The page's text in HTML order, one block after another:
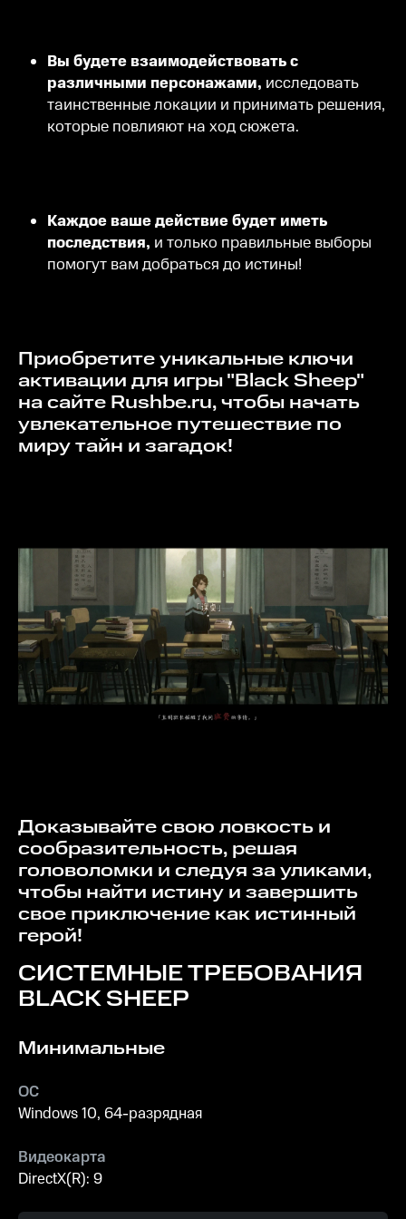
Вы будете взаимодействовать с
различными персонажами, исследовать
таинственные локации и принимать решения,
которые повлияют на ход сюжета.
Каждое ваше действие будет иметь
последствия, и только правильные выборы
помогут вам добраться до истины!
Приобретите уникальные ключи
активации для игры "Black Sheep"
на сайте Rushbe.ru, чтобы начать
увлекательное путешествие по
миру тайн и загадок!
Доказывайте свою ловкость и
сообразительность, решая
головоломки и следуя за уликами,
чтобы найти истину и завершить
свое приключение как истинный
герой!
СИСТЕМНЫЕ ТРЕБОВАНИЯ
BLACK SHEEP
Минимальные
ОС
Windows 10, 64-разрядная
Видеокарта
DirectX(R): 9